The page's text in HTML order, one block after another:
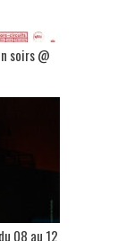
soirs @
08 au 12